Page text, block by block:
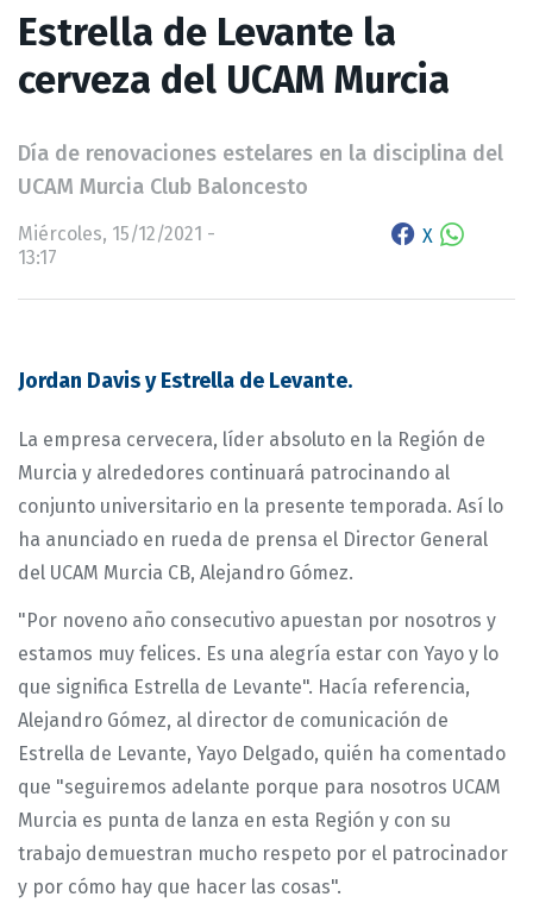
Estrella de Levante la
cerveza del UCAM Murcia
Día de renovaciones estelares en la disciplina del
UCAM Murcia Club Baloncesto
Miércoles, 15/12/2021 -
13:17
X
Jordan Davis y Estrella de Levante.
La empresa cervecera, líder absoluto en la Región de
Murcia y alrededores continuará patrocinando al
conjunto universitario en la presente temporada. Así lo
ha anunciado en rueda de prensa el Director General
del UCAM Murcia CB, Alejandro Gómez.
"Por noveno año consecutivo apuestan por nosotros y
estamos muy felices. Es una alegría estar con Yayo y lo
que significa Estrella de Levante". Hacía referencia,
Alejandro Gómez, al director de comunicación de
Estrella de Levante, Yayo Delgado, quién ha comentado
que "seguiremos adelante porque para nosotros UCAM
Murcia es punta de lanza en esta Región y con su
trabajo demuestran mucho respeto por el patrocinador
y por cómo hay que hacer las cosas".